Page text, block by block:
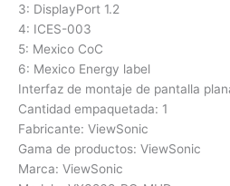
3: DisplayPort 1.2
4: ICES-003
5: Mexico CoC
6: Mexico Energy label
Interfaz de montaje de pantalla
Cantidad empaquetada: 1
Fabricante: ViewSonic
Gama de productos: ViewSonic
Marca: ViewSonic